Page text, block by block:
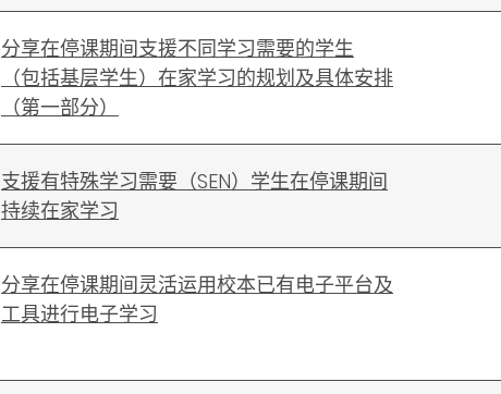
分享在停课期间支援不同学习需要的学生
（包括基层学生）在家学习的规划及具体安排
（第一部分）
支援有特殊学习需要（SEN）学生在停课期间
持续在家学习
分享在停课期间灵活运用校本已有电子平台及
工具进行电子学习